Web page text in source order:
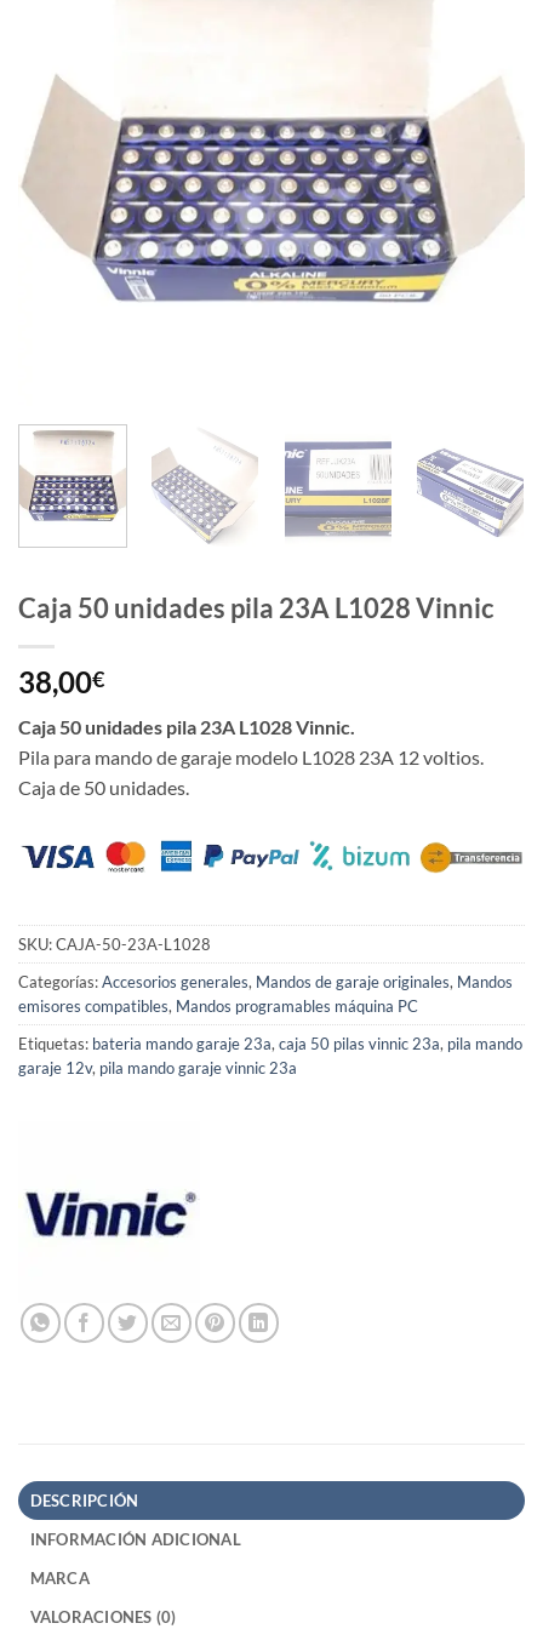
Caja 50 unidades pila 23A L1028 Vinnic
38,00€
Caja 50 unidades pila 23A L1028 Vinnic.
Pila para mando de garaje modelo L1028 23A 12 voltios.
Caja de 50 unidades.
SKU:CAJA-50-23A-L1028
Categorías:Accesorios generales, Mandos de garaje originales, Mandos
emisores compatibles, Mandos programables máquina PC
Etiquetas: bateria mando garaje 23a,caja 50 pilas vinnic 23a, pila mando
garaje 12v, pila mando garaje vinnic 23a
DESCRIPCIÓN
INFORMACIÓN ADICIONAL
MARCA
VALORACIONES (0)